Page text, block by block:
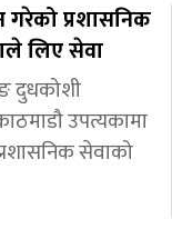
प्रशासनिक
लिए सेवा
दुधकोशी
उपत्यकामा
सेवाको